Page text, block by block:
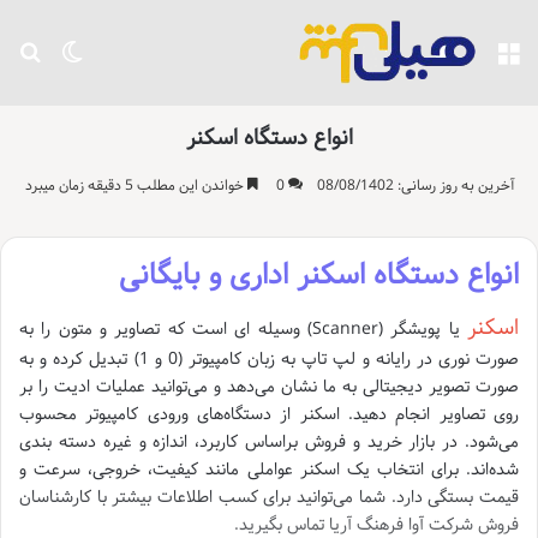
تغییر منو
انواع دستگاه اسکنر
آخرین به روز رسانی: 08/08/1402 0 خواندن این مطلب 5 دقیقه زمان میبرد
انواع دستگاه اسکنر اداری و بایگانی
اسکنر
یا پویشگر (Scanner) وسیله ای است که تصاویر و متون را به
صورت نوری در رایانه و لپ تاپ به زبان کامپیوتر (0 و 1) تبدیل کرده و به
صورت تصویر دیجیتالی به ما نشان می‌دهد و می‌توانید عملیات ادیت را بر
روی تصاویر انجام دهید. اسکنر از دستگاه‌های ورودی کامپیوتر محسوب
می‌شود. در بازار خرید و فروش براساس کاربرد، اندازه و غیره دسته ‌بندی‌
شده‌اند. برای انتخاب یک اسکنر عواملی مانند کیفیت، خروجی، سرعت و
قیمت بستگی دارد. شما می‌توانید برای کسب اطلاعات بیشتر با کارشناسان
فروش شرکت آوا فرهنگ آریا تماس بگیرید.